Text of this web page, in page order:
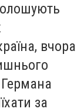
вчора
Германа
за